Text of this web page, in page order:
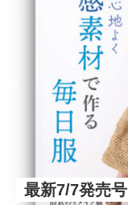
最新7/7発売号